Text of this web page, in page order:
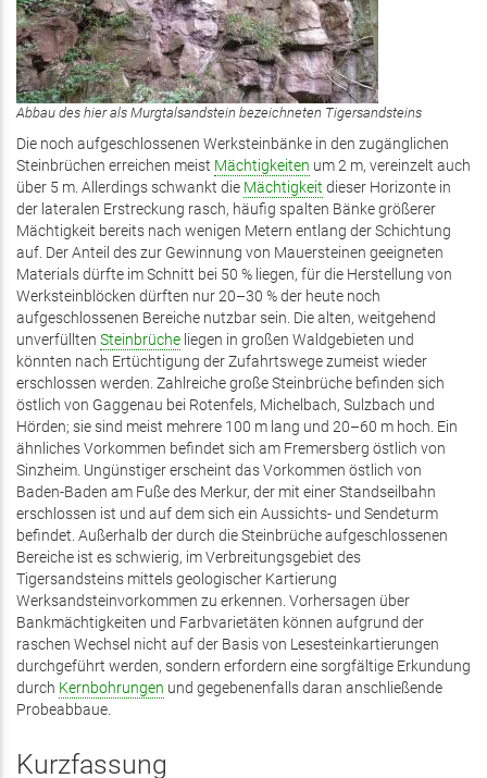
Abbau des hier als Murgtalsandstein bezeichneten Tigersandsteins
Die noch aufgeschlossenen Werksteinbänke in den zugänglichen
Steinbrüchen erreichen meist Mächtigkeiten um 2 m, vereinzelt auch
über 5 m. Allerdings schwankt die Mächtigkeit dieser Horizonte in
der lateralen Erstreckung rasch, häufig spalten Bänke größerer
Mächtigkeit bereits nach wenigen Metern entlang der Schichtung
auf. Der Anteil des zur Gewinnung von Mauersteinen geeigneten
Materials dürfte im Schnitt bei 50 % liegen, für die Herstellung von
Werksteinblöcken dürften nur 20–30 % der heute noch
aufgeschlossenen Bereiche nutzbar sein. Die alten, weitgehend
unverfüllten Steinbrüche liegen in großen Waldgebieten und
könnten nach Ertüchtigung der Zufahrtswege zumeist wieder
erschlossen werden. Zahlreiche große Steinbrüche befinden sich
östlich von Gaggenau bei Rotenfels, Michelbach, Sulzbach und
Hörden; sie sind meist mehrere 100 m lang und 20–60 m hoch. Ein
ähnliches Vorkommen befindet sich am Fremersberg östlich von
Sinzheim. Ungünstiger erscheint das Vorkommen östlich von
Baden-Baden am Fuße des Merkur, der mit einer Standseilbahn
erschlossen ist und auf dem sich ein Aussichts- und Sendeturm
befindet. Außerhalb der durch die Steinbrüche aufgeschlossenen
Bereiche ist es schwierig, im Verbreitungsgebiet des
Tigersandsteins mittels geologischer Kartierung
Werksandsteinvorkommen zu erkennen. Vorhersagen über
Bankmächtigkeiten und Farbvarietäten können aufgrund der
raschen Wechsel nicht auf der Basis von Lesesteinkartierungen
durchgeführt werden, sondern erfordern eine sorgfältige Erkundung
durch Kernbohrungen und gegebenenfalls daran anschließende
Probeabbaue.
Kurzfassung